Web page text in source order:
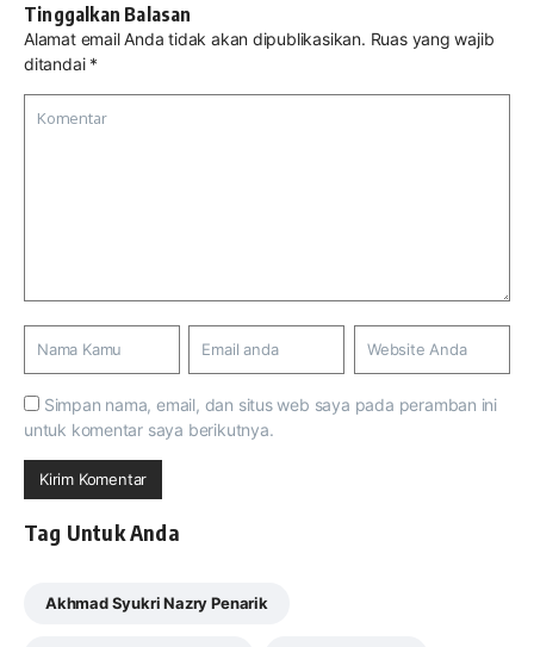
Tinggalkan Balasan
Alamat email Anda tidak akan dipublikasikan. Ruas yang wajib
ditandai *
Simpan nama, email, dan situs web saya pada peramban ini
untuk komentar saya berikutnya.
Tag Untuk Anda
Akhmad Syukri Nazry Penarik